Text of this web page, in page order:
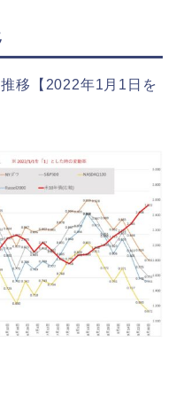
移【2022年1月1日を